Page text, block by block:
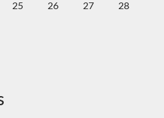
25 26 27
28